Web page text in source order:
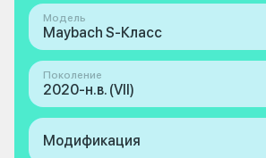
Модель
Maybach S-Класс
Поколение
2020-н.в. (VII)
Модификация